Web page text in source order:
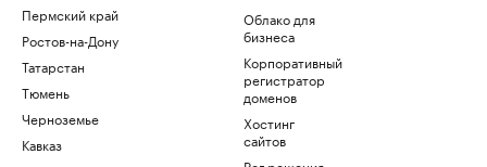
Пермский край
Ростов-на-Дону
Татарстан
Тюмень
Черноземье
Кавказ
Облако для
бизнеса
Корпоративный
регистратор
доменов
Хостинг
сайтов